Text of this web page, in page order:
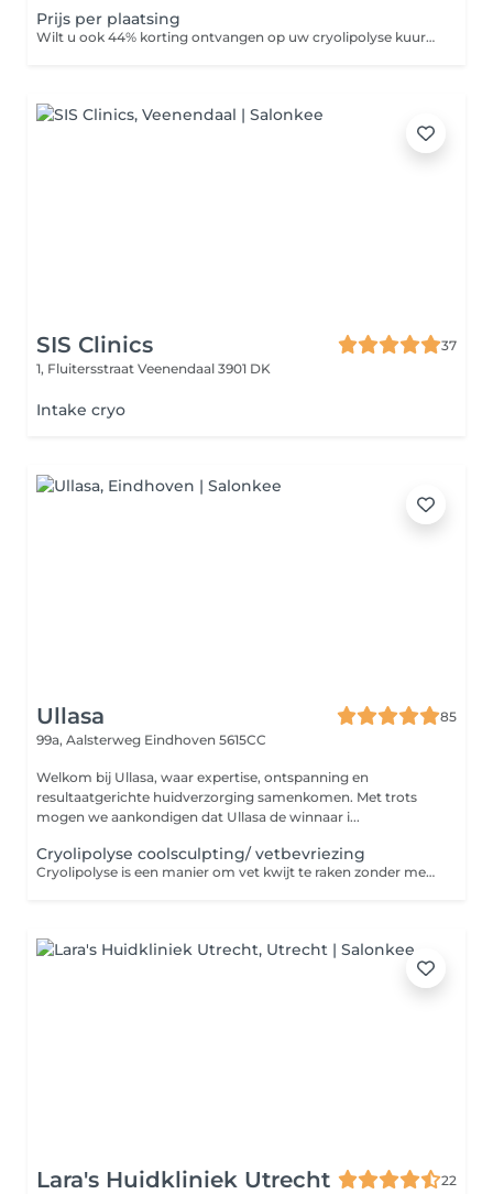
Prijs per plaatsing
Wilt u ook 44% korting ontvangen op uw cryolipolyse kuur? Dus altijd €98 per plaatsing betalen!
SIS Clinics
37
1, Fluitersstraat Veenendaal 3901 DK
Intake cryo
Ullasa
85
99a, Aalsterweg Eindhoven 5615CC
Welkom bij Ullasa, waar expertise, ontspanning en
resultaatgerichte huidverzorging samenkomen. Met trots
mogen we aankondigen dat Ullasa de winnaar i...
Cryolipolyse coolsculpting/ vetbevriezing
Cryolipolyse is een manier om vet kwijt te raken zonder medische ingreep. Kom je voor het eerst boek dan een intake gesprek. De kosten hiervan ontvang je als korting bij het starten van de behandelingen. Extra voordeel van 20% ontvang je bij aanschaf van een pakket van 4 behandelingen. Vraag hiernaar bij je intake gesprek
Lara's Huidkliniek Utrecht
22